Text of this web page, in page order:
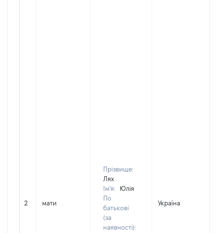
2 мати
Прізвище:
Лях
Ім'я:
Юлія
По
батькові
(за
наявності):
Україна